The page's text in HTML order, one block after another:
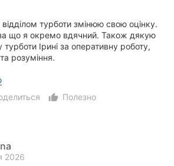
відділом турботи змінюю свою оцінку.
що я окремо вдячний. Також дякую
турботи Ірині за оперативну роботу,
розуміння.
магазину винуд...
thumb_up_alt
Полезно
2026